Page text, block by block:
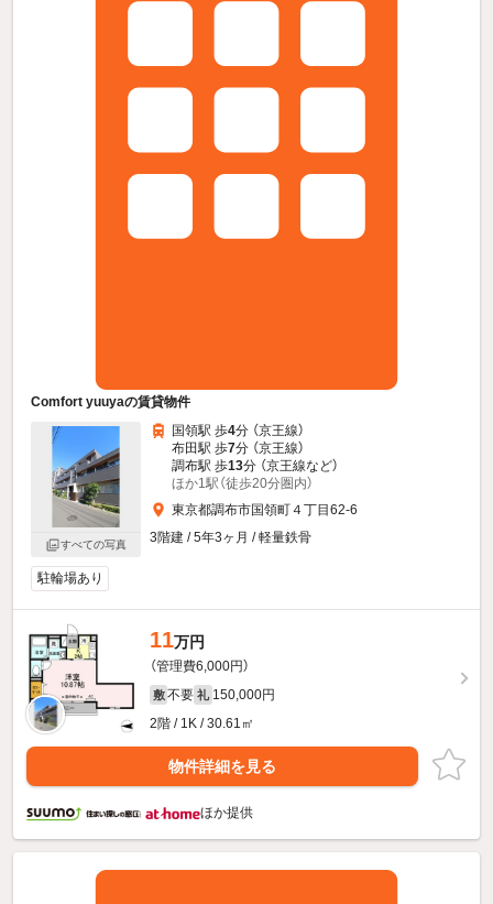
Comfort yuuyaの賃貸物件
すべての写真
国領駅 歩4分 （京王線）
布田駅 歩7分 （京王線）
調布駅 歩13分 （京王線など）
ほか1駅（徒歩20分圏内）
東京都調布市国領町４丁目62-6
3階建 / 5年3ヶ月 / 軽量鉄骨
駐輪場あり
11万円
（管理費6,000円）
敷 不要 礼 150,000円
2階 / 1K / 30.61㎡
物件詳細を見る
ほか提供